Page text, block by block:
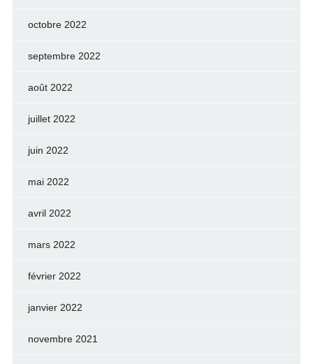
octobre 2022
septembre 2022
août 2022
juillet 2022
juin 2022
mai 2022
avril 2022
mars 2022
février 2022
janvier 2022
novembre 2021